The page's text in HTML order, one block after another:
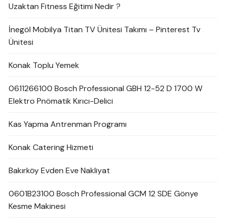
Uzaktan Fitness Eğitimi Nedir ?
İnegöl Mobilya Titan TV Ünitesi Takımı – Pinterest Tv
Ünitesi
Konak Toplu Yemek
0611266100 Bosch Professional GBH 12-52 D 1700 W
Elektro Pnömatik Kırıcı-Delici
Kas Yapma Antrenman Programı
Konak Catering Hizmeti
Bakırköy Evden Eve Nakliyat
0601B23100 Bosch Professional GCM 12 SDE Gönye
Kesme Makinesi